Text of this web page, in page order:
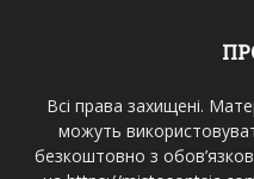
Всі права захищені.
можуть
безкоштовно з